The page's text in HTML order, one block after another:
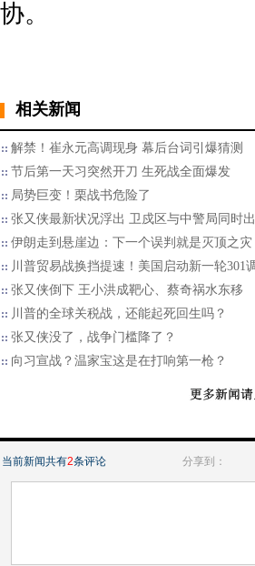
协。
相关新闻
解禁！崔永元高调现身 幕后台词引爆猜测
节后第一天习突然开刀 生死战全面爆发
局势巨变！栗战书危险了
张又侠最新状况浮出 卫戍区与中警局同时
伊朗走到悬崖边：下一个误判就是灭顶之灾
川普贸易战换挡提速！美国启动新一轮301
张又侠倒下 王小洪成靶心、蔡奇祸水东移
川普的全球关税战，还能起死回生吗？
张又侠没了，战争门槛降了？
向习宣战？温家宝这是在打响第一枪？
当前新闻共有2条评论 分享到：